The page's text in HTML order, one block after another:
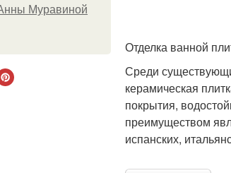
Муравиной
Отделка ванной
Среди
керамическая
покрытия,
преимуществом
испанских,